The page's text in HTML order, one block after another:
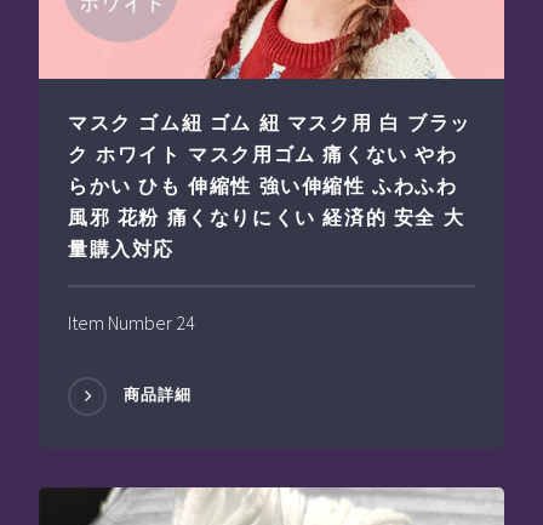
マスク ゴム紐 ゴム 紐 マスク用 白 ブラッ
ク ホワイト マスク用ゴム 痛くない やわ
らかい ひも 伸縮性 強い伸縮性 ふわふわ
風邪 花粉 痛くなりにくい 経済的 安全 大
量購入対応
Item Number 24
商品詳細